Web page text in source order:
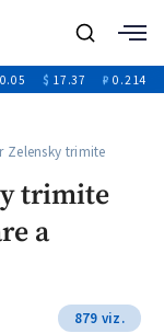
Video
$ 17.37 ₽ 0.214
trimite
trimite
a
879 viz.